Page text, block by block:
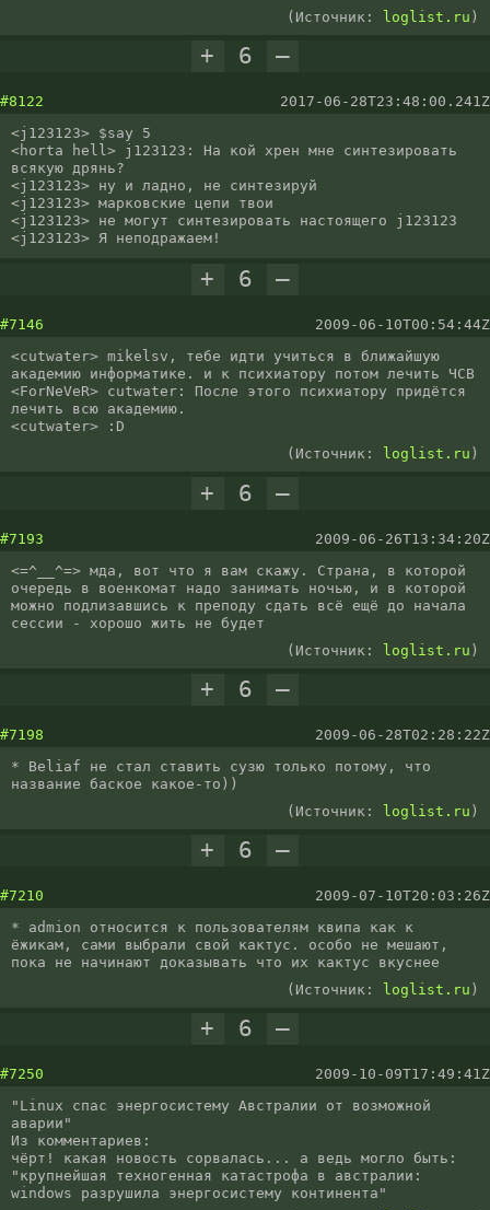
(Источник:
loglist.ru )
+ 6 –
#8122
2017-06-28T23:48:00.241Z
<j123123> $say 5
<horta hell> j123123: На кой хрен мне синтезировать
всякую дрянь?
<j123123> ну и ладно, не синтезируй
<j123123> марковские цепи твои
<j123123> не могут синтезировать настоящего j123123
<j123123> Я неподражаем!
+ 6 –
#7146
2009-06-10T00:54:44Z
<cutwater> mikelsv, тебе идти учиться в ближайшую
академию информатике. и к психиатору потом лечить ЧСВ
<ForNeVeR> cutwater: После этого психиатору придётся
лечить всю академию.
<cutwater> :D
(Источник:
loglist.ru )
+ 6 –
#7193
2009-06-26T13:34:20Z
<=^__^=> мда, вот что я вам скажу. Страна, в которой
очередь в военкомат надо занимать ночью, и в которой
можно подлизавшись к преподу сдать всё ещё до начала
сессии - хорошо жить не будет
(Источник: loglist.ru )
+ 6 –
#7198
2009-06-28T02:28:22Z
* Beliaf не стал ставить сузю только потому, что
название баское какое-то))
(Источник: loglist.ru )
+ 6 –
#7210
2009-07-10T20:03:26Z
* admion относится к пользователям квипа как к
ёжикам, сами выбрали свой кактус. особо не мешают,
пока не начинают доказывать что их кактус вкуснее
(Источник: loglist.ru )
+ 6 –
#7250
2009-10-09T17:49:41Z
"Linux спас энергосистему Австралии от возможной
аварии"
Из комментариев:
чёрт! какая новость сорвалась... а ведь могло быть:
"крупнейшая техногенная катастрофа в австралии:
windows разрушила энергосистему континента"